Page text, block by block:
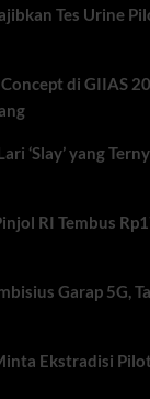
Tes Urine
di GIIAS
‘Slay’ yang
RI Tembus
Garap 5G,
Ekstradisi